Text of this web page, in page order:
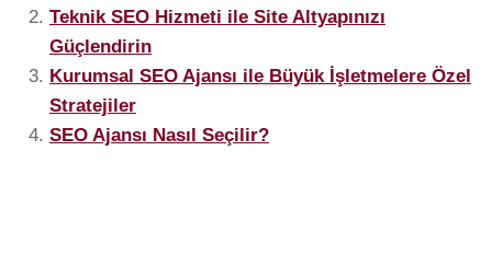
Teknik SEO Hizmeti ile Site Altyapınızı
Güçlendirin
Kurumsal SEO Ajansı ile Büyük İşletmelere Özel
Stratejiler
SEO Ajansı Nasıl Seçilir?